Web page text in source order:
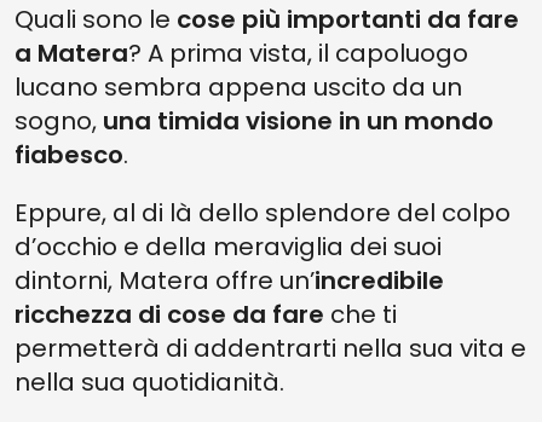
3. UNO SGUARDO AL CASTELLO TRAMONTANO
2. IL MUSEO CHE CELEBRA IL 2 LUGLIO A MATERA
1. LA VISITA ALLA MOSTRA D’ARTE ALL’INTERNO DI UNA CAVA DI TUFO
QUALI ALTRE COSE VORRESTI FARE NEL CORSO DI UN VIAGGIO A
Quali sono le cose più importanti da fare
a Matera? A prima vista, il capoluogo
lucano sembra appena uscito da un
sogno, una timida visione in un mondo
fiabesco.
Eppure, al di là dello splendore del colpo
d’occhio e della meraviglia dei suoi
dintorni, Matera offre un’incredibile
ricchezza di cose da fare che ti
permetterà di addentrarti nella sua vita e
nella sua quotidianità.